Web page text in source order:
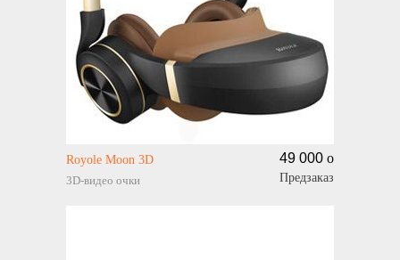
Royole Moon 3D
3D-видео очки
49 000 o
Предзаказ